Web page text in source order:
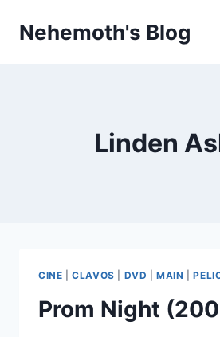
Nehemoth's Blog
Linden
CINE |CLAVOS DVD |MAIN |
Prom Night